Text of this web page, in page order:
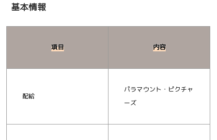
基本情報
項目 内容
配給
パラマウント・ピクチャ
ーズ